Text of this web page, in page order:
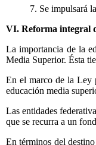
7. Se impulsará
VI. Reforma integral
La importancia de la
Media Superior. Ésta
En el marco de la Ley
educación media
Las entidades
que se recurra a un
En términos del